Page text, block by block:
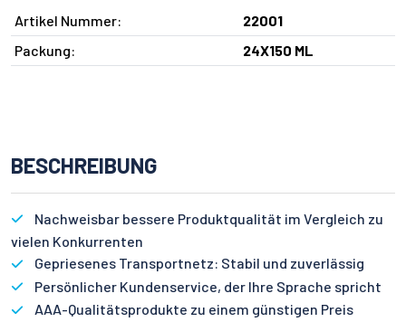
Artikel Nummer:
22001
Packung:
24X150 ML
BESCHREIBUNG
Nachweisbar bessere Produktqualität im Vergleich zu
vielen Konkurrenten
Gepriesenes Transportnetz: Stabil und zuverlässig
Persönlicher Kundenservice, der Ihre Sprache spricht
AAA-Qualitätsprodukte zu einem günstigen Preis